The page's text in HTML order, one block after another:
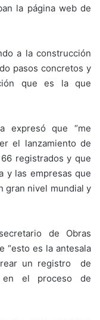
la página web de
a la construcción
pasos concretos y
que es la que
expresó que “me
el lanzamiento de
registrados y que
y las empresas que
gran nivel mundial y
de Obras
“esto es la antesala
un registro de
en el proceso de